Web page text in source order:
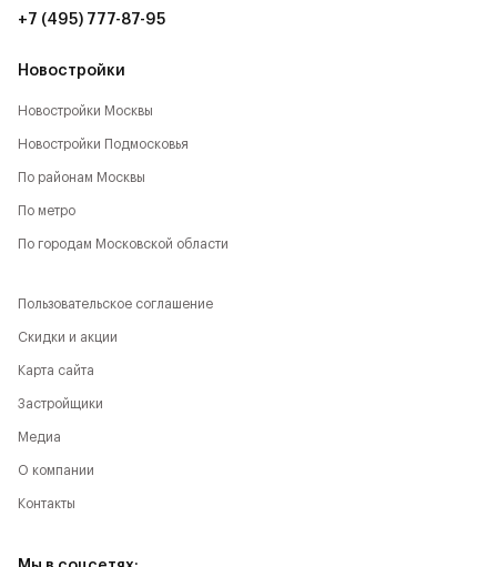
Новостройки
Новостройки Москвы
Новостройки Подмосковья
По районам Москвы
По метро
По городам Московской области
+7 (495) 777-87-95
Пользовательское соглашение
Скидки и акции
Карта сайта
Застройщики
Медиа
О компании
Контакты